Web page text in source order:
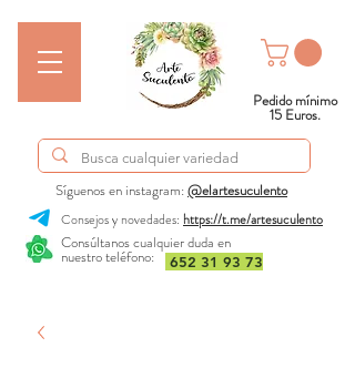
Consúltanos cualquier duda en
nuestro teléfono:
Síguenos en instagram:@elartesuculento
652 31 93 73
Consejos y novedades: https://t.me/artesuculento
Pedido mínimo
15 Euros.